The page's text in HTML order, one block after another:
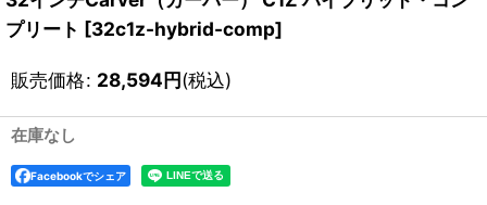
プリート [32c1z-hybrid-comp]
販売価格: 28,594円(税込)
在庫なし
Facebookでシェア